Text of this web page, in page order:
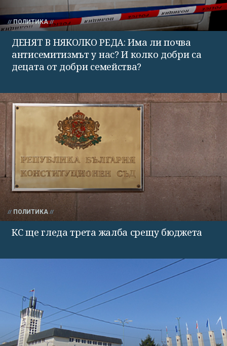
ПОЛИТИКА
ДЕНЯТ В НЯКОЛКО РЕДА: Има ли почва
антисемитизмът у нас? И колко добри са
децата от добри семейства?
ПОЛИТИКА
КС ще гледа трета жалба срещу бюджета